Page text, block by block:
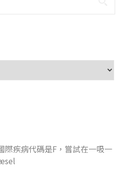
際疾病代碼是F，嘗試在一吸一